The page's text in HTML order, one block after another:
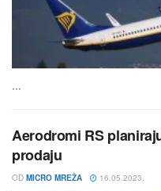
...
Aerodromi RS
prodaju
OD MICRO MREŽA 16.05.2023.